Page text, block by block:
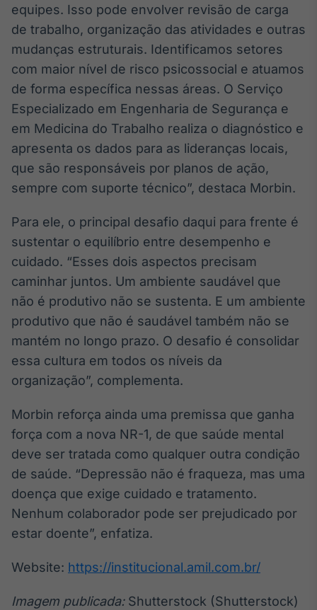
equipes. Isso pode envolver revisão de carga
de trabalho, organização das atividades e outras
mudanças estruturais. Identificamos setores
com maior nível de risco psicossocial e atuamos
de forma específica nessas áreas. O Serviço
Especializado em Engenharia de Segurança e
em Medicina do Trabalho realiza o diagnóstico e
apresenta os dados para as lideranças locais,
que são responsáveis por planos de ação,
sempre com suporte técnico”, destaca Morbin.
Para ele, o principal desafio daqui para frente é
sustentar o equilíbrio entre desempenho e
cuidado. “Esses dois aspectos precisam
caminhar juntos. Um ambiente saudável que
não é produtivo não se sustenta. E um ambiente
produtivo que não é saudável também não se
mantém no longo prazo. O desafio é consolidar
essa cultura em todos os níveis da
organização”, complementa.
Morbin reforça ainda uma premissa que ganha
força com a nova NR-1, de que saúde mental
deve ser tratada como qualquer outra condição
de saúde. “Depressão não é fraqueza, mas uma
doença que exige cuidado e tratamento.
Nenhum colaborador pode ser prejudicado por
estar doente”, enfatiza.
Website: https://institucional.amil.com.br/
Imagem publicada:Shutterstock (Shutterstock)